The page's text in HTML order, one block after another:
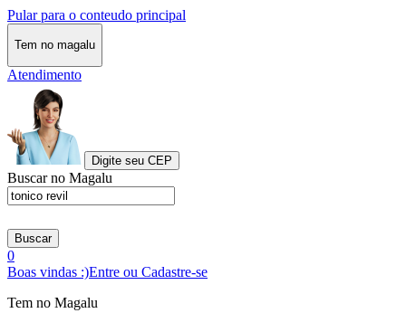
Pular para o conteudo principal
Tem no magalu
Atendimento
Digite seu CEP
Buscar no Magalu
Buscar
0
Boas vindas :)Entre ou Cadastre-se
Tem no Magalu